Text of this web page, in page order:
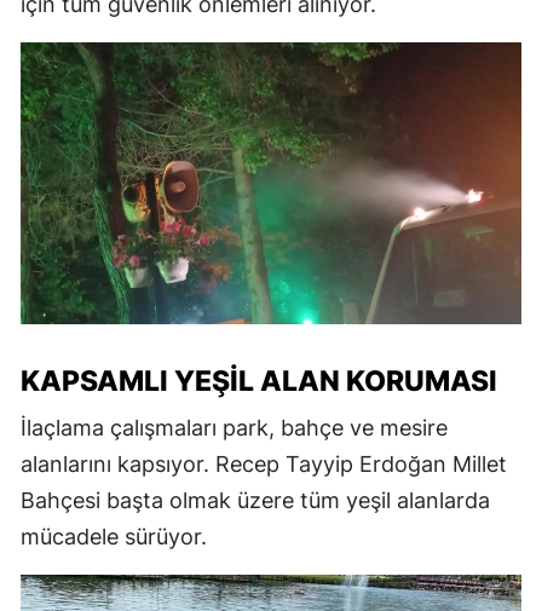
KAPSAMLI YEŞIL ALAN KORUMASI
İlaçlama çalışmaları park, bahçe ve mesire
alanlarını kapsıyor. Recep Tayyip Erdoğan Millet
Bahçesi başta olmak üzere tüm yeşil alanlarda
mücadele sürüyor.